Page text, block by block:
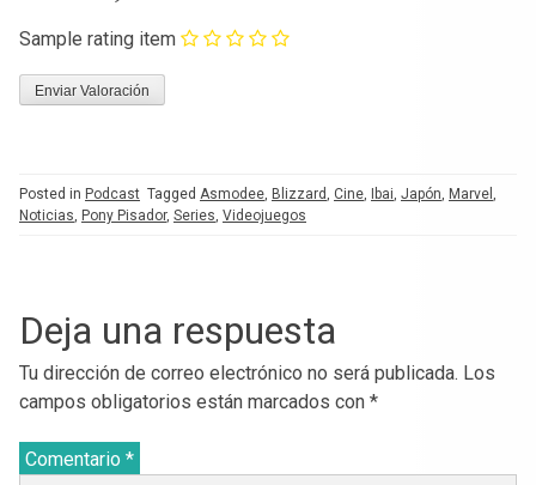
Sample rating item
Posted in Podcast Tagged Asmodee, Blizzard, Cine, Ibai, Japón, Marvel ,
Noticias, Pony Pisador, Series, Videojuegos
Deja una respuesta
Tu dirección de correo electrónico no será publicada. Los
campos obligatorios están marcados con *
Comentario *